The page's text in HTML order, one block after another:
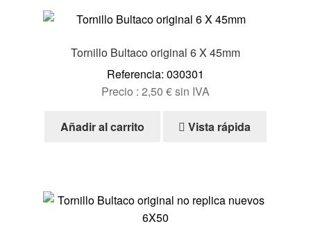
Tornillo Bultaco original 6 X 45mm
Referencia: 030301
Precio : 2,50 €sin IVA
Añadir al carrito Vista rápida